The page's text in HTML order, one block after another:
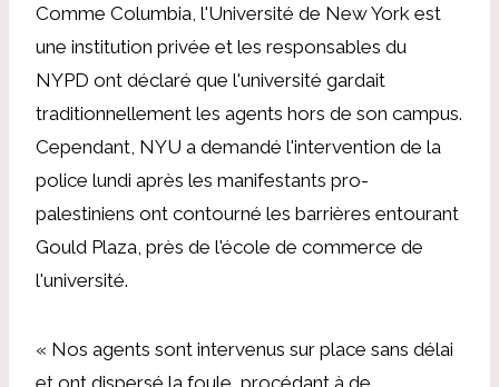
Comme Columbia, l'Université de New York est
une institution privée et les responsables du
NYPD ont déclaré que l'université gardait
traditionnellement les agents hors de son campus.
Cependant, NYU a demandé l'intervention de la
police lundi après les manifestants pro-
palestiniens ont contourné les barrières entourant
Gould Plaza, près de l'école de commerce de
l'université.
« Nos agents sont intervenus sur place sans délai
et ont dispersé la foule, procédant à de